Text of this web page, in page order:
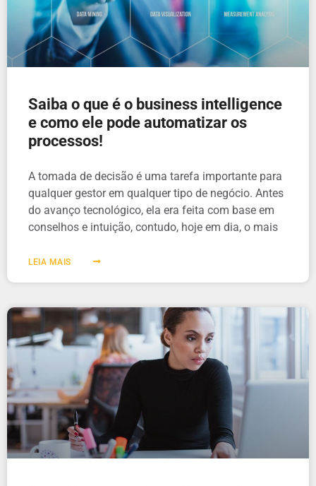
Saiba o que é o business intelligence
e como ele pode automatizar os
processos!
A tomada de decisão é uma tarefa importante para
qualquer gestor em qualquer tipo de negócio. Antes
do avanço tecnológico, ela era feita com base em
conselhos e intuição, contudo, hoje em dia, o mais
LEIA MAIS